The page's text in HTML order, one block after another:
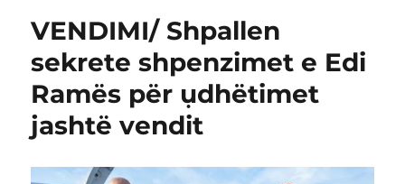
VENDIMI/ Shpallen
sekrete shpenzimet e Edi
Ramës për ụdhëtimet
jashtë vendit